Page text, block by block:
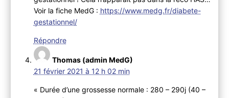
Voir la fiche MedG : https://www.medg.fr/diabete-
gestationnel/
Répondre
Thomas (admin MedG)
21 février 2021 à 12 h 02 min
« Durée d’une grossesse normale : 280 – 290j (40 –